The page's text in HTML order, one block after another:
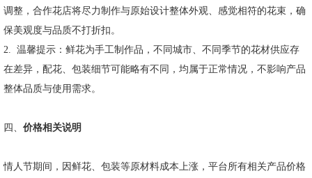
调整，合作花店将尽力制作与原始设计整体外观、感觉相符的花束，确
保美观度与品质不打折扣。
2. 温馨提示：鲜花为手工制作品，不同城市、不同季节的花材供应存
在差异，配花、包装细节可能略有不同，均属于正常情况，不影响产品
整体品质与使用需求。
四、 价格相关说明
情人节期间，因鲜花、包装等原材料成本上涨，平台所有相关产品价格